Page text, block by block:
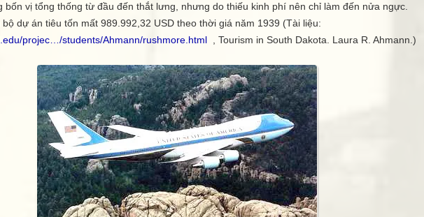
bốn vị tổng thống từ đầu đến thắt lưng, nhưng do thiếu kinh phí nên chỉ làm đến nửa ngực.
dự án tiêu tốn mất 989.992,32 USD theo thời giá năm 1939 (Tài liệu:
projec…/students/Ahmann/rushmore.html
, Tourism in South Dakota. Laura R. Ahmann.)